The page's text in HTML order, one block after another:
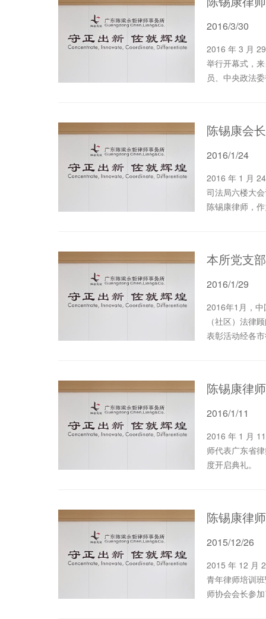
2016/3/30
2016 年 3 月 29 日 上午，第九次全国律师代表大会在人民大会堂
举行开幕式，
员、中央政法
2016/1/24
2016 年 1 月 24 日，东莞市第六届律师代表大会第二次会议在市
司法局六楼大会议室顺利
陈锡康律师，
2016/1/29
2016年1月，
（社区）法律
表彰活动经各
陈锡康律
2016/1/11
2016 年 1 月 11 日 ，应香港律师会的邀请，本所合伙人陈锡康律
师代表广东省
度开启典礼。
陈锡康律
2015/12/26
2015 年 12 月 26-27 日，东莞市司法局、市律师协会举行第四期
青年律师培训